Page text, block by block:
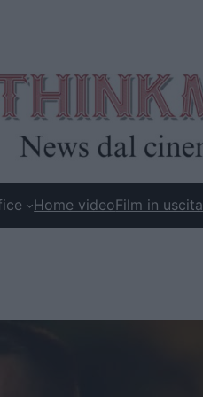
Home videoFilm in uscita